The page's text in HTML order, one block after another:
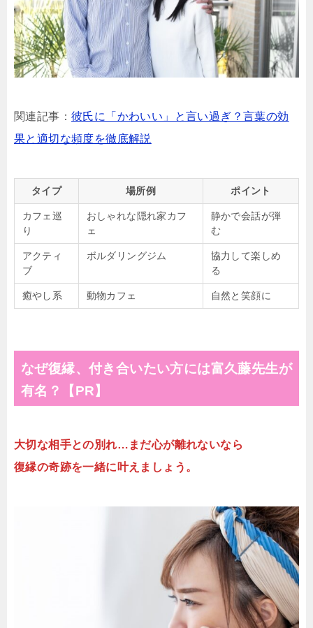
関連記事： 彼氏に「かわいい」と言い過ぎ？言葉の効
果と適切な頻度を徹底解説
タイプ 場所例 ポイント
カフェ巡
り
おしゃれな隠れ家カフ
ェ
静かで会話が弾
む
アクティ
ブ
ボルダリングジム
協力して楽しめ
る
癒やし系 動物カフェ 自然と笑顔に
なぜ復縁、付き合いたい方には富久藤先生が
有名？【PR】
大切な相手との別れ…まだ心が離れないなら
復縁の奇跡を一緒に叶えましょう。